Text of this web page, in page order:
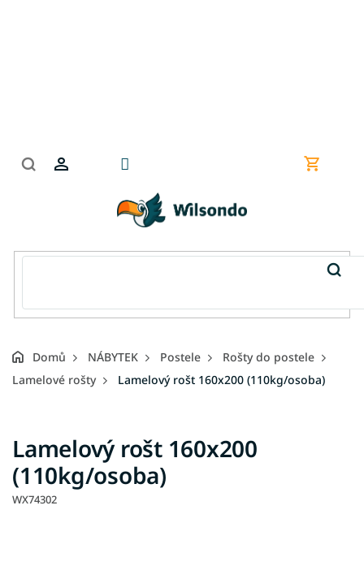
Nákupní
Domů NÁBYTEK Postele
Rošty do postele
Lamelové rošty
Lamelový rošt 160x200 (110kg/osoba)
Lamelový rošt 160x200
(110kg/osoba)
WX74302